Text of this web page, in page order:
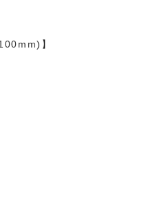
】